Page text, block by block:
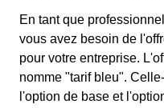
En tant que
vous avez besoin de
pour votre entreprise.
nomme "tarif bleu".
l'option de base et